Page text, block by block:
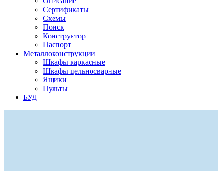
Сертификаты
Схемы
Поиск
Конструктор
Паспорт
Металлоконструкции
Шкафы каркасные
Шкафы цельносварные
Ящики
Пульты
БУД